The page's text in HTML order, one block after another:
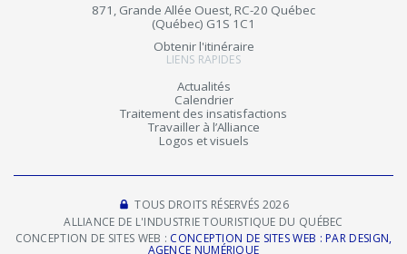
871, Grande Allée Ouest, RC-20 Québec
(Québec) G1S 1C1
Obtenir l'itinéraire
LIENS RAPIDES
Actualités
Calendrier
Traitement des insatisfactions
Travailler à l’Alliance
Logos et visuels
TOUS DROITS RÉSERVÉS 2026
ALLIANCE DE L'INDUSTRIE TOURISTIQUE DU QUÉBEC
CONCEPTION DE SITES WEB : CONCEPTION DE SITES WEB : PAR DESIGN,
AGENCE NUMÉRIQUE